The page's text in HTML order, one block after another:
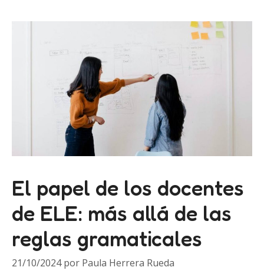
El papel de los docentes
de ELE: más allá de las
reglas gramaticales
21/10/2024 por Paula Herrera Rueda